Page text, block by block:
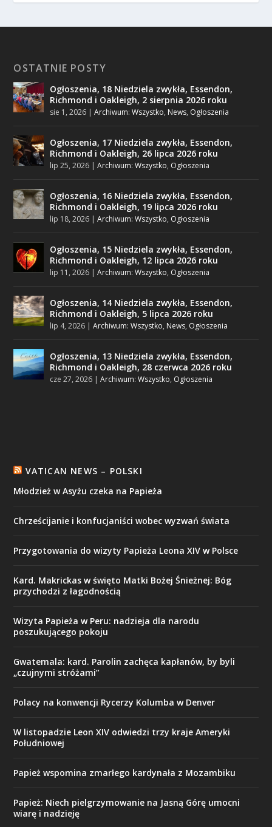
OSTATNIE POSTY
Ogłoszenia, 18 Niedziela zwykła, Essendon,
Richmond i Oakleigh, 2 sierpnia 2026 roku
sie 1, 2026 |Archiwum: Wszystko, News, Ogłoszenia
Ogłoszenia, 17 Niedziela zwykła, Essendon,
Richmond i Oakleigh, 26 lipca 2026 roku
lip 25, 2026 |Archiwum: Wszystko, Ogłoszenia
Ogłoszenia, 16 Niedziela zwykła, Essendon,
Richmond i Oakleigh, 19 lipca 2026 roku
lip 18, 2026 |Archiwum: Wszystko, Ogłoszenia
Ogłoszenia, 15 Niedziela zwykła, Essendon,
Richmond i Oakleigh, 12 lipca 2026 roku
lip 11, 2026 |Archiwum: Wszystko, Ogłoszenia
Ogłoszenia, 14 Niedziela zwykła, Essendon,
Richmond i Oakleigh, 5 lipca 2026 roku
lip 4, 2026 |Archiwum: Wszystko, News, Ogłoszenia
Ogłoszenia, 13 Niedziela zwykła, Essendon,
Richmond i Oakleigh, 28 czerwca 2026 roku
cze 27, 2026 |Archiwum: Wszystko, Ogłoszenia
VATICAN NEWS – POLSKI
Młodzież w Asyżu czeka na Papieża
Chrześcijanie i konfucjaniści wobec wyzwań świata
Przygotowania do wizyty Papieża Leona XIV w Polsce
Kard. Makrickas w święto Matki Bożej Śnieżnej: Bóg
przychodzi z łagodnością
Wizyta Papieża w Peru: nadzieja dla narodu
poszukującego pokoju
Gwatemala: kard. Parolin zachęca kapłanów, by byli
„czujnymi stróżami”
Polacy na konwencji Rycerzy Kolumba w Denver
W listopadzie Leon XIV odwiedzi trzy kraje Ameryki
Południowej
Papież wspomina zmarłego kardynała z Mozambiku
Papież: Niech pielgrzymowanie na Jasną Górę umocni
wiarę i nadzieję